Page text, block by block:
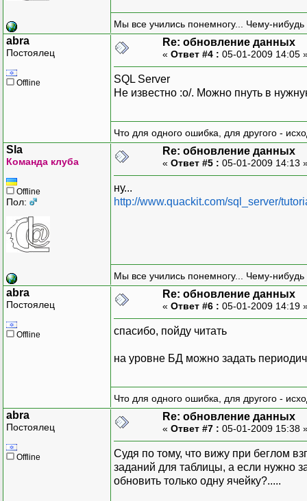
Мы все учились понемногу... Чему-нибудь
abra
Постоялец
Offline
Re: обновление данных
« Ответ #4 : 05-01-2009 14:05
SQL Server
Не известно :о/. Можно пнуть в
Что для одного ошибка, для другого -
Sla
Команда клуба
Offline
Пол:
Re: обновление данных
« Ответ #5 : 05-01-2009 14:13
ну...
http://www.quackit.com/sql_server/
Мы все учились понемногу... Чему-нибудь
abra
Постоялец
Offline
Re: обновление данных
« Ответ #6 : 05-01-2009 14:19
спасибо, пойду читать
на уровне БД можно задать
Что для одного ошибка, для другого -
abra
Постоялец
Offline
Re: обновление данных
« Ответ #7 : 05-01-2009 15:38
Судя по тому, что вижу при беглом
заданий для таблицы, а если нужно
обновить только одну ячейку?.....